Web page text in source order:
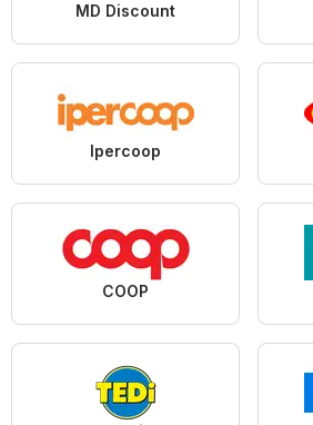
MD Discount
Ipercoop
COOP